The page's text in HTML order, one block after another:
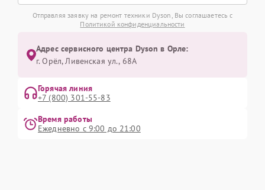
Отправляя заявку на ремонт техники Dyson, Вы соглашаетесь с
Политикой конфиденциальности
Адрес сервисного центра Dyson в Орле:
г. Орёл, Ливенская ул., 68А
Горячая линия
+7 (800) 301-55-83
Время работы
Ежедневно с 9:00 до 21:00